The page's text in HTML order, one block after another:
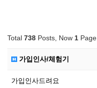
Total 738 Posts, Now 1 Page
가입인사/체험기
가입인사드려요